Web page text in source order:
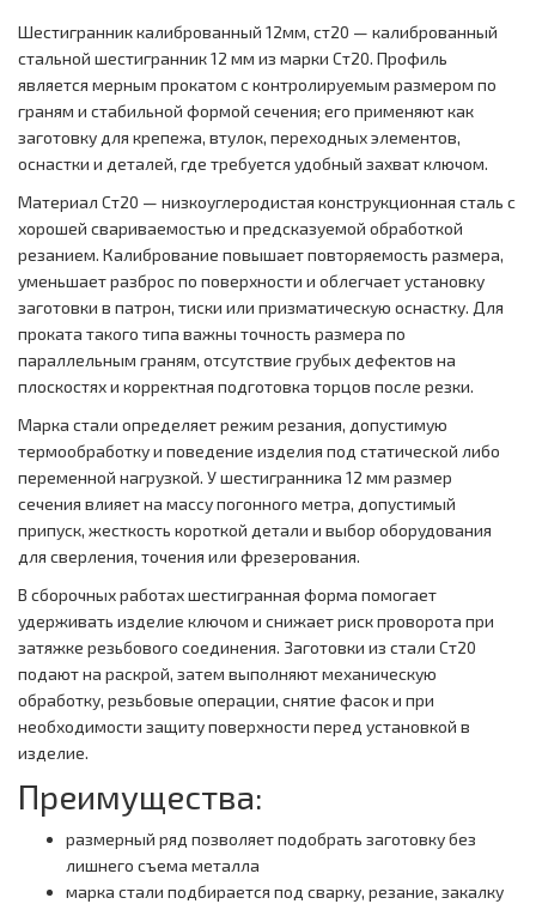
Шестигранник калиброванный 12мм, ст20 — калиброванный
стальной шестигранник 12 мм из марки Ст20. Профиль
является мерным прокатом с контролируемым размером по
граням и стабильной формой сечения; его применяют как
заготовку для крепежа, втулок, переходных элементов,
оснастки и деталей, где требуется удобный захват ключом.
Материал Ст20 — низкоуглеродистая конструкционная сталь с
хорошей свариваемостью и предсказуемой обработкой
резанием. Калибрование повышает повторяемость размера,
уменьшает разброс по поверхности и облегчает установку
заготовки в патрон, тиски или призматическую оснастку. Для
проката такого типа важны точность размера по
параллельным граням, отсутствие грубых дефектов на
плоскостях и корректная подготовка торцов после резки.
Марка стали определяет режим резания, допустимую
термообработку и поведение изделия под статической либо
переменной нагрузкой. У шестигранника 12 мм размер
сечения влияет на массу погонного метра, допустимый
припуск, жесткость короткой детали и выбор оборудования
для сверления, точения или фрезерования.
В сборочных работах шестигранная форма помогает
удерживать изделие ключом и снижает риск проворота при
затяжке резьбового соединения. Заготовки из стали Ст20
подают на раскрой, затем выполняют механическую
обработку, резьбовые операции, снятие фасок и при
необходимости защиту поверхности перед установкой в
изделие.
Преимущества:
размерный ряд позволяет подобрать заготовку без
лишнего съема металла
марка стали подбирается под сварку, резание, закалку